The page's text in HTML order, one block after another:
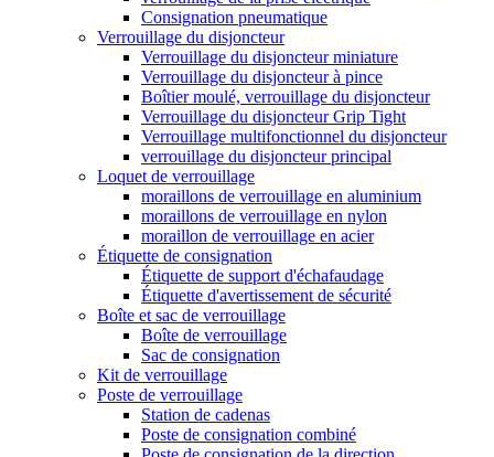
Consignation pneumatique
Verrouillage du disjoncteur
Verrouillage du disjoncteur miniature
Verrouillage du disjoncteur à pince
Boîtier moulé, verrouillage du disjoncteur
Verrouillage du disjoncteur Grip Tight
Verrouillage multifonctionnel du disjoncteur
verrouillage du disjoncteur principal
Loquet de verrouillage
moraillons de verrouillage en aluminium
moraillons de verrouillage en nylon
moraillon de verrouillage en acier
Étiquette de consignation
Étiquette de support d'échafaudage
Étiquette d'avertissement de sécurité
Boîte et sac de verrouillage
Boîte de verrouillage
Sac de consignation
Kit de verrouillage
Poste de verrouillage
Station de cadenas
Poste de consignation combiné